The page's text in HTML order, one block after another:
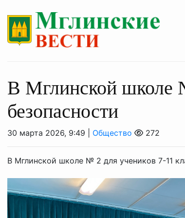
В Мглинской школе
безопасности
30 марта 2026, 9:49 | Общество 272
В Мглинской школе № 2 для учеников 7-11